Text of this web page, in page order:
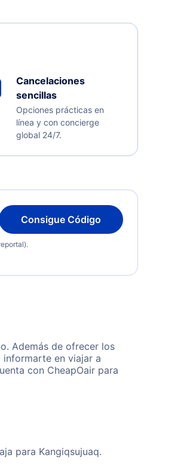
Cancelaciones
sencillas
Opciones prácticas en
línea y con concierge
global 24/7.
Consigue Código
Además de ofrecer los
en viajar a
con CheapOair para
para Kangiqsujuaq.